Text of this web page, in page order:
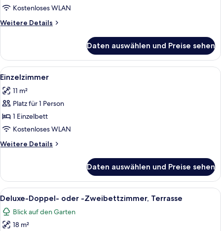
Kostenloses WLAN
Weitere Details
Weitere
Terrasse
Daten auswählen und Preise sehen
Alle
Fotos
für
Einzelzimmer
anzeigen
Einzelzimmer | Daunenbettdecken,
3
Einzelzimmer
11 m²
Platz für 1 Person
1 Einzelbett
Kostenloses WLAN
Weitere Details
Weitere
Daten auswählen und Preise sehen
Alle
Fotos
für
Deluxe-
Ein Hotelzimmer mit Bett,
5
Deluxe-Doppel- oder -Zweibettzimmer, Terrasse
Blick auf den Garten
18 m²